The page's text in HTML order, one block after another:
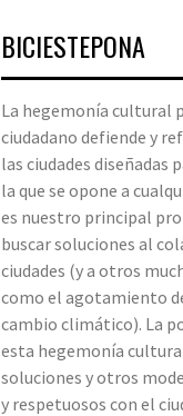
BICIESTEPONA
La hegemonía cultural
ciudadano defiende y
las ciudades diseñadas
la que se opone a
es nuestro principal
buscar soluciones al
ciudades (y a otros
como el agotamiento
cambio climático). La
esta hegemonía
soluciones y otros
y respetuosos con el